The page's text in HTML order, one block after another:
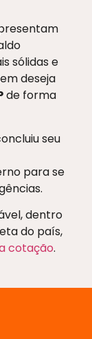
sólidas e
deseja
de forma
seu
para se
dentro
do país,
cotação.